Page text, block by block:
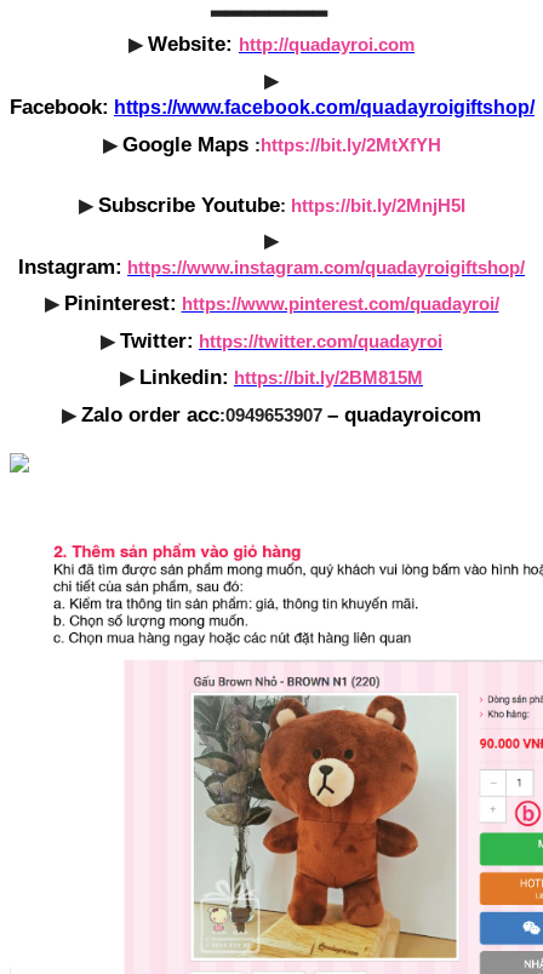
▂▂▂▂▂▂▂▂
▶ Website: http://quadayroi.com
▶
Facebook: https://www.facebook.com/quadayroigiftshop/
▶ Google Maps :https://bit.ly/2MtXfYH
▶ Subscribe Youtube: https://bit.ly/2MnjH5I
▶
Instagram: https://www.instagram.com/quadayroigiftshop/
▶ Pininterest: https://www.pinterest.com/quadayroi/
▶ Twitter: https://twitter.com/quadayroi
▶ Linkedin: https://bit.ly/2BM815M
▶ Zalo order acc:0949653907 – quadayroicom